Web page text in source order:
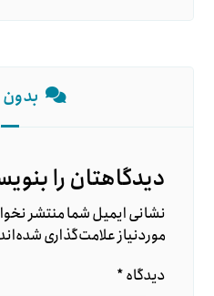
بدون
دیدگاهتان را
نشانی ایمیل شما منتشر
موردنیاز علامت‌گذاری
دیدگاه*